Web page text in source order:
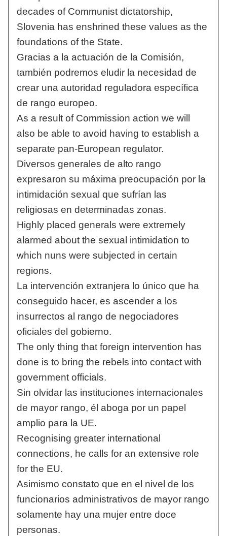
decades of Communist dictatorship,
Slovenia has enshrined these values as the
foundations of the State.
Gracias a la actuación de la Comisión,
también podremos eludir la necesidad de
crear una autoridad reguladora específica
de rango europeo.
As a result of Commission action we will
also be able to avoid having to establish a
separate pan-European regulator.
Diversos generales de alto rango
expresaron su máxima preocupación por la
intimidación sexual que sufrían las
religiosas en determinadas zonas.
Highly placed generals were extremely
alarmed about the sexual intimidation to
which nuns were subjected in certain
regions.
La intervención extranjera lo único que ha
conseguido hacer, es ascender a los
insurrectos al rango de negociadores
oficiales del gobierno.
The only thing that foreign intervention has
done is to bring the rebels into contact with
government officials.
Sin olvidar las instituciones internacionales
de mayor rango, él aboga por un papel
amplio para la UE.
Recognising greater international
connections, he calls for an extensive role
for the EU.
Asimismo constato que en el nivel de los
funcionarios administrativos de mayor rango
solamente hay una mujer entre doce
personas.